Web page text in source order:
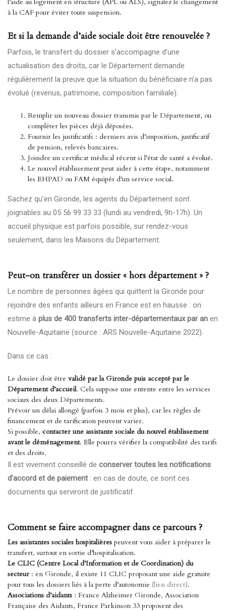
à la CAF pour éviter toute suspension.
Et si la demande d’aide sociale doit être renouvelée ?
Parfois, le transfert du dossier s’accompagne d’une
actualisation des droits, car le Département demande
régulièrement la preuve que la situation du bénéficiaire n’a pas
évolué (revenus, patrimoine, composition familiale).
Remplir un nouveau dossier transmis par le Département, ou
compléter les pièces déjà déposées.
Fournir les justificatifs : derniers avis d’imposition, justificatif
de pension, relevés bancaires.
Joindre un certificat médical récent si l’état de santé a évolué.
Le nouvel établissement peut aider à cette étape, notamment
les EHPAD ou FAM équipés d’un service social.
Sachez qu’en Gironde, les agents du Département sont
joignables au 05 56 99 33 33 (lundi au vendredi, 9h-17h). Un
accueil physique est parfois possible, sur rendez-vous
seulement, dans les Maisons du Département.
Peut-on transférer un dossier « hors département » ?
Le nombre de personnes âgées qui quittent la Gironde pour
rejoindre des enfants ailleurs en France est en hausse : on
estime à plus de 400 transferts inter-départementaux par an en
Nouvelle-Aquitaine (source : ARS Nouvelle-Aquitaine 2022).
Dans ce cas :
Le dossier doit être validé par la Gironde puis accepté par le
Département d’accueil. Cela suppose une entente entre les services
sociaux des deux Départements.
Prévoir un délai allongé (parfois 3 mois et plus), car les règles de
financement et de tarification peuvent varier.
Si possible, contacter une assistante sociale du nouvel établissement
avant le déménagement. Elle pourra vérifier la compatibilité des tarifs
et des droits.
Il est vivement conseillé de conserver toutes les notifications
d’accord et de paiement: en cas de doute, ce sont ces
documents qui serviront de justificatif.
Comment se faire accompagner dans ce parcours ?
Les assistantes sociales hospitalières peuvent vous aider à préparer le
transfert, surtout en sortie d’hospitalisation.
Le CLIC (Centre Local d’Information et de Coordination) du
secteur : en Gironde, il existe 11 CLIC proposant une aide gratuite
pour tous les dossiers liés à la perte d’autonomie (lien direct).
Associations d’aidants : France Alzheimer Gironde, Association
Française des Aidants, France Parkinson 33 proposent des